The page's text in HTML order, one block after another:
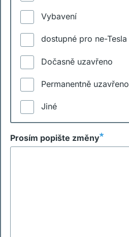
Vybavení
dostupné pro ne-Tesla
Dočasně uzavřeno
Permanentně uzavřeno
Jiné
Prosím popište změny